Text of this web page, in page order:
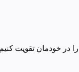
خودمان تقویت